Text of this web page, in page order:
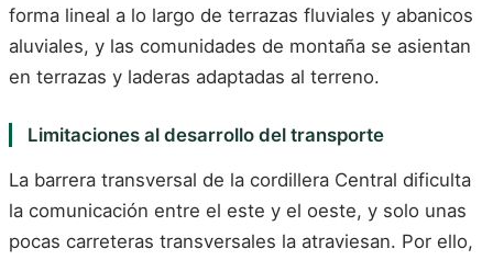
forma lineal a lo largo de terrazas fluviales y abanicos
aluviales, y las comunidades de montaña se asientan
en terrazas y laderas adaptadas al terreno.
Limitaciones al desarrollo del transporte
La barrera transversal de la cordillera Central dificulta
la comunicación entre el este y el oeste, y solo unas
pocas carreteras transversales la atraviesan. Por ello,